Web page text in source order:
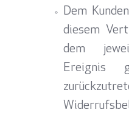
Dem
diesem
dem
Ereignis